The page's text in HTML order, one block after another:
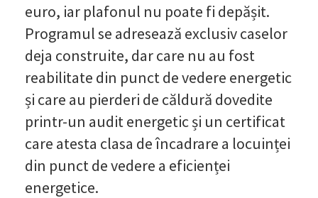
euro, iar plafonul nu poate fi depășit.
Programul se adresează exclusiv caselor
deja construite, dar care nu au fost
reabilitate din punct de vedere energetic
și care au pierderi de căldură dovedite
printr-un audit energetic și un certificat
care atesta clasa de încadrare a locuinței
din punct de vedere a eficienței
energetice.